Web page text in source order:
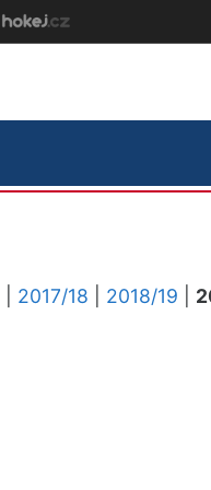
2017/18 2018/19